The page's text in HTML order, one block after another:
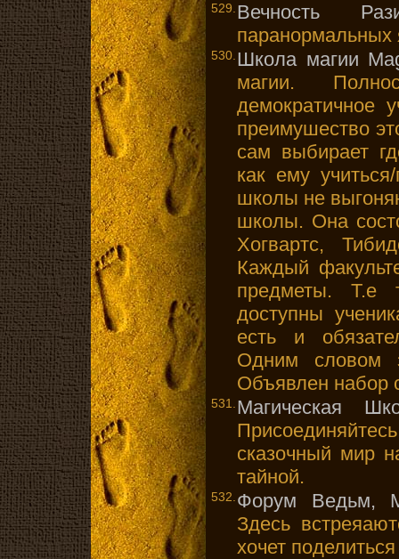
529. Вечность
паранормальных
530. Школа магии
магии.
демократичное
преимушество
сам выбирает
как ему
школы не
школы. Она
Хогвартс,
Каждый
предметы. Т.е
доступны
есть и
Одним словом
Объявлен набор
531. Магическая
сказочный мир
тайной.
532. Форум Ведьм,
Здесь
хочет